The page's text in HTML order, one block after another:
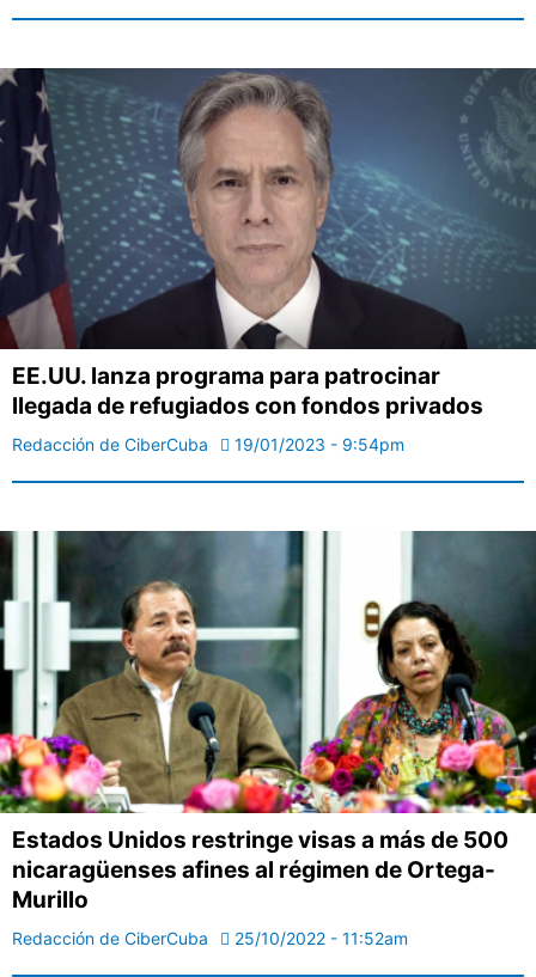
EE.UU. lanza programa para patrocinar
llegada de refugiados con fondos privados
Redacción de CiberCuba 19/01/2023 - 9:54pm
Estados Unidos restringe visas a más de 500
nicaragüenses afines al régimen de Ortega-
Murillo
Redacción de CiberCuba 25/10/2022 - 11:52am